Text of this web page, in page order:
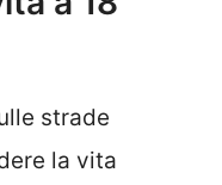
strade
la vita